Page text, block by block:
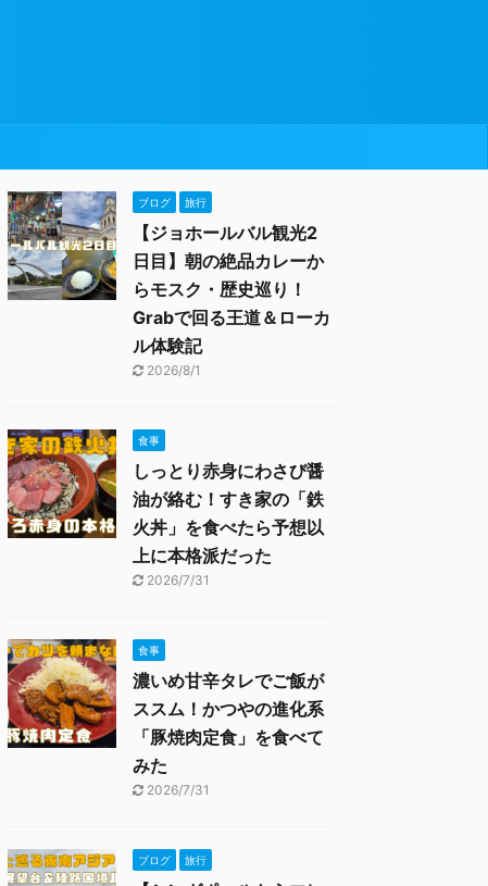
ブログ 旅行
【ジョホールバル観光2
日目】朝の絶品カレーか
らモスク・歴史巡り！
Grabで回る王道＆ローカ
ル体験記
2026/8/1
食事
しっとり赤身にわさび醤
油が絡む！すき家の「鉄
火丼」を食べたら予想以
上に本格派だった
2026/7/31
食事
濃いめ甘辛タレでご飯が
ススム！かつやの進化系
「豚焼肉定食」を食べて
みた
2026/7/31
ブログ 旅行